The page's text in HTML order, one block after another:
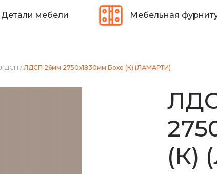
Детали мебели Мебельная
ЛДСП / ЛДСП 26мм 2750х1830мм Бохо (К) (ЛАМАРТИ)
(К)